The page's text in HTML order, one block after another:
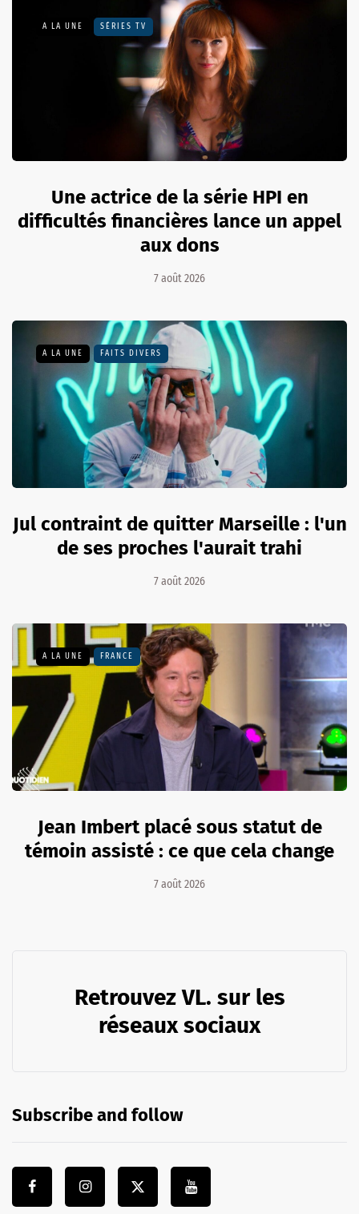
A LA UNE SÉRIES TV
Une actrice de la série HPI en
difficultés financières lance un appel
aux dons
7 août 2026
A LA UNE FAITS DIVERS
Jul contraint de quitter Marseille : l'un
de ses proches l'aurait trahi
7 août 2026
A LA UNE FRANCE
Jean Imbert placé sous statut de
témoin assisté : ce que cela change
7 août 2026
Retrouvez VL. sur les
réseaux sociaux
Subscribe and follow